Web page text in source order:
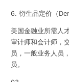
6. 衍生品定价（
美国金融业所需人
审计师和会计师，
员，一般业务人员
员。